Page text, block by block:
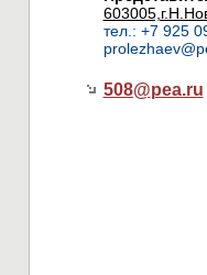
тел.: +7 925
508@pea.ru